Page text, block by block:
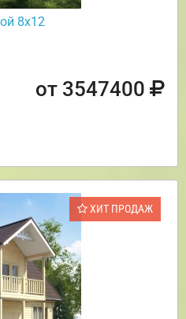
8х12
от 3547400
ХИТ ПРОДАЖ